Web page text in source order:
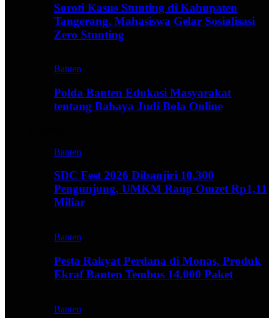
Soroti Kasus Stunting di Kabupaten
Tangerang, Mahasiswa Gelar Sosialisasi
Zero Stunting
Banten
Polda Banten Edukasi Masyarakat
tentang Bahaya Judi Bola Online
Banten
SDC Fest 2026 Dibanjiri 10.300
Pengunjung, UMKM Raup Omzet Rp1,11
Miliar
Banten
Pesta Rakyat Perdana di Monas, Produk
Ekraf Banten Tembus 14.000 Paket
Banten